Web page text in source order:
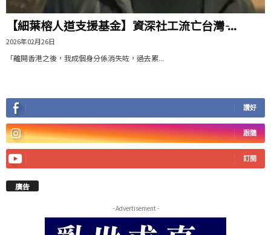
【細葉榕人道支援基金】資深社工流亡台灣 ̵...
2026年02月26日
「離開香港之後，我成個身分係消失咗，過去累...
讚好
跟隨
訂閱
廣告
- Advertisement -